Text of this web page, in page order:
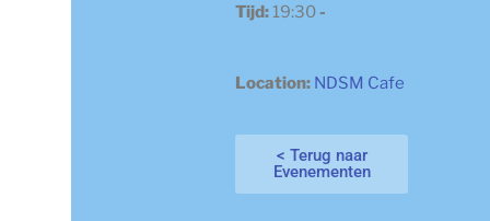
Tijd:19:30-
Location: NDSM Cafe
< Terug naar
Evenementen